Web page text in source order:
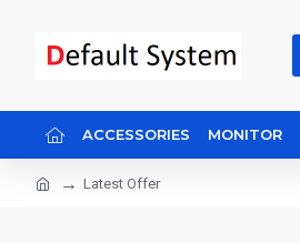
ACCESSORIES MONITOR
Latest Offer